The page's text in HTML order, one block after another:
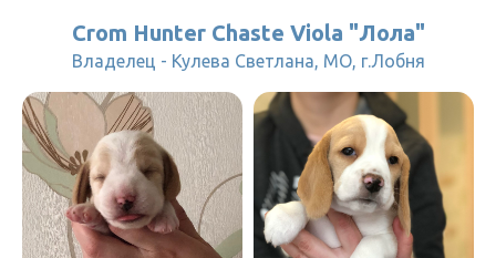
Crom Hunter Chaste Viola "Лола"
Владелец - Кулева Светлана, МО, г.Лобня